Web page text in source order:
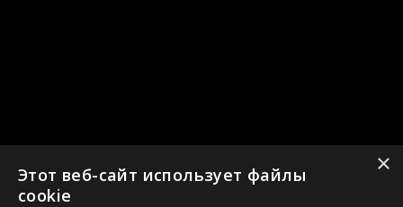
×
Этот веб-сайт использует файлы
cookie